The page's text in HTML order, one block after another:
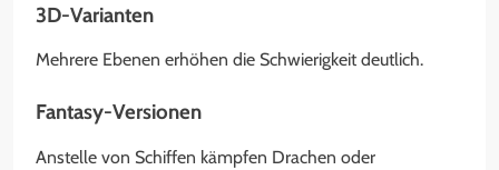
3D-Varianten
Mehrere Ebenen erhöhen die Schwierigkeit deutlich.
Fantasy-Versionen
Anstelle von Schiffen kämpfen Drachen oder